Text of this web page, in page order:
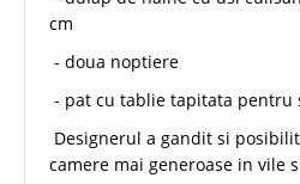
cm
- doua noptiere
- pat cu tablie tapitata pentru
Designerul a gandit si
camere mai generoase in vile